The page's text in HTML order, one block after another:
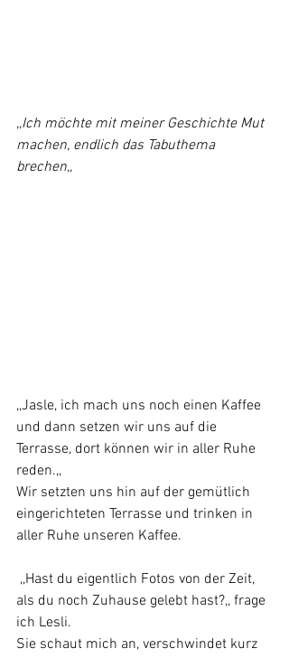
,,Ich möchte mit meiner Geschichte Mut
machen, endlich das Tabuthema
brechen,,
,,Jasle, ich mach uns noch einen Kaffee
und dann setzen wir uns auf die
Terrasse, dort können wir in aller Ruhe
reden.,,
Wir setzten uns hin auf der gemütlich
eingerichteten Terrasse und trinken in
aller Ruhe unseren Kaffee.
als du noch Zuhause gelebt hast?,, frage
ich Lesli.
Sie schaut mich an, verschwindet kurz